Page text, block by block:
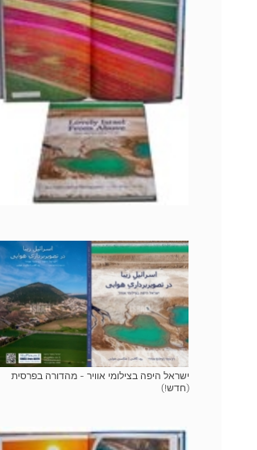
ישראל היפה בצילומי אוויר - מהדורה בפרסית
(חדש!)